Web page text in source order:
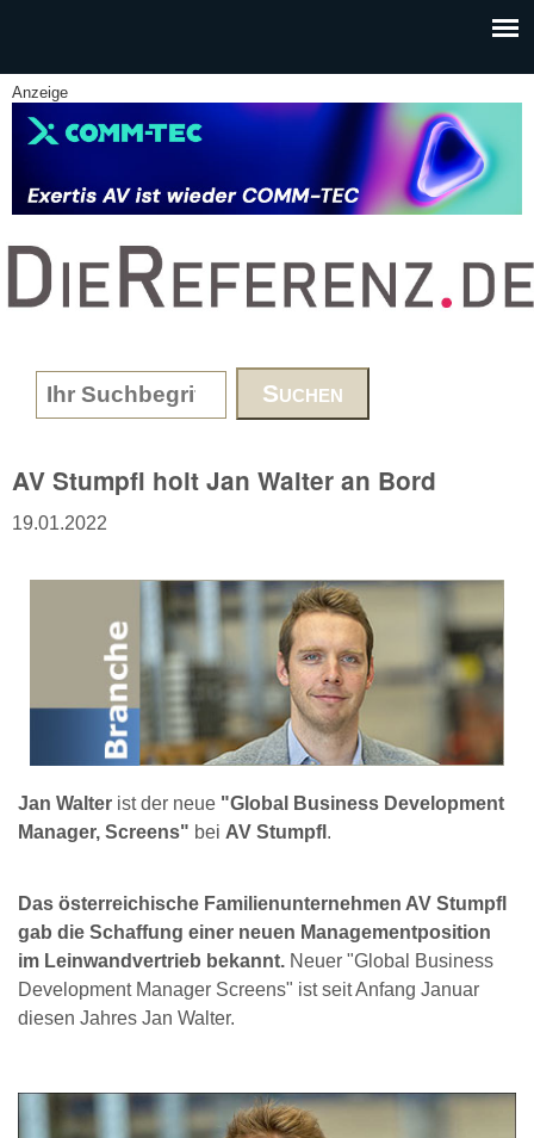
Anzeige
www.DieReferenz.de
Search form
AV Stumpfl holt Jan Walter an Bord
19.01.2022
Jan Walter ist der neue "Global Business Development
Manager, Screens" bei AV Stumpfl .
Das österreichische Familienunternehmen AV Stumpfl
gab die Schaffung einer neuen Managementposition
im Leinwandvertrieb bekannt. Neuer "Global Business
Development Manager Screens" ist seit Anfang Januar
diesen Jahres Jan Walter.